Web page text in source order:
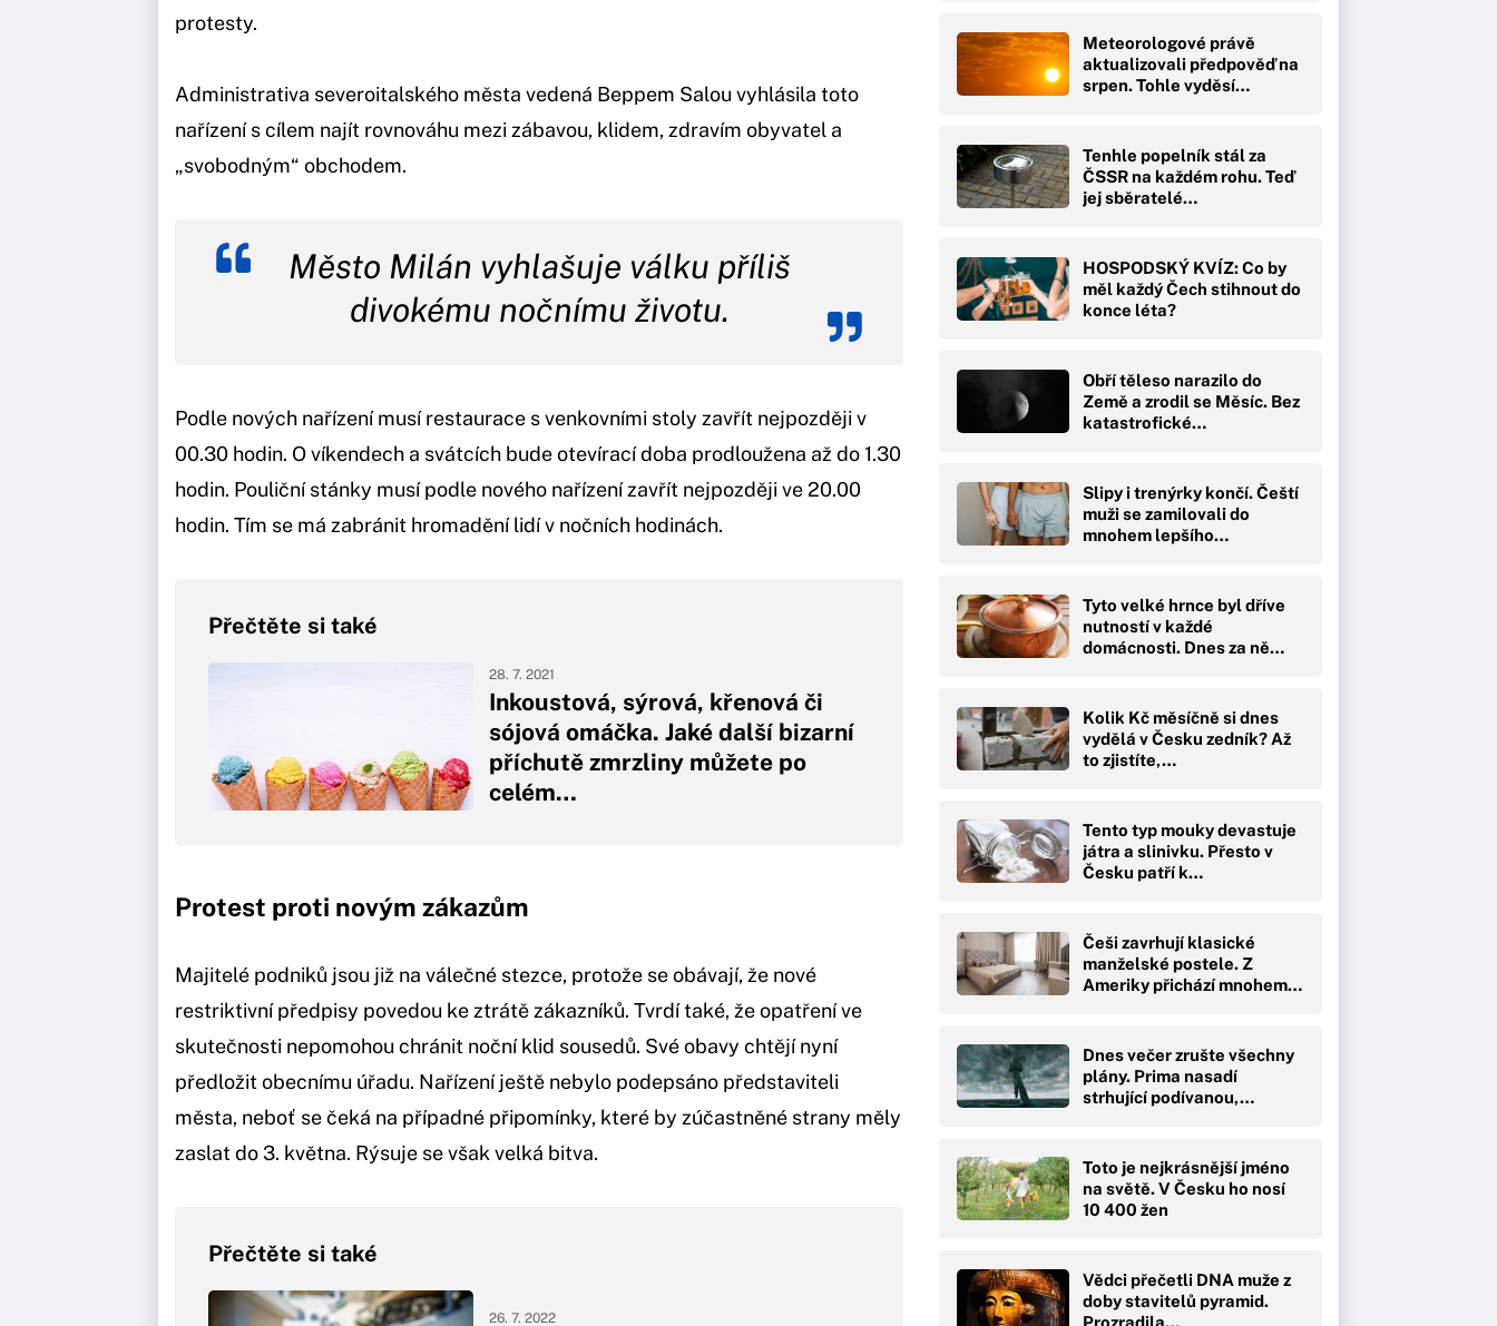
protesty.
Administrativa severoitalského města vedená Beppem Salou vyhlásila toto
nařízení s cílem najít rovnováhu mezi zábavou, klidem, zdravím obyvatel a
„svobodným“ obchodem.
Město Milán vyhlašuje válku příliš
divokému nočnímu životu.
Podle nových nařízení musí restaurace s venkovními stoly zavřít nejpozději v
00.30 hodin. O víkendech a svátcích bude otevírací doba prodloužena až do 1.30
hodin. Pouliční stánky musí podle nového nařízení zavřít nejpozději ve 20.00
hodin. Tím se má zabránit hromadění lidí v nočních hodinách.
Přečtěte si také
Inkoustová, sýrová, křenová či
sójová omáčka. Jaké další bizarní
příchutě zmrzliny můžete po
celém…
28. 7. 2021
Protest proti novým zákazům
Majitelé podniků jsou již na válečné stezce, protože se obávají, že nové
restriktivní předpisy povedou ke ztrátě zákazníků. Tvrdí také, že opatření ve
skutečnosti nepomohou chránit noční klid sousedů. Své obavy chtějí nyní
předložit obecnímu úřadu. Nařízení ještě nebylo podepsáno představiteli
města, neboť se čeká na případné připomínky, které by zúčastněné strany měly
zaslat do 3. května. Rýsuje se však velká bitva.
Přečtěte si také
26. 7. 2022
Meteorologové právě
aktualizovali předpověď na
srpen. Tohle vyděsí…
Tenhle popelník stál za
ČSSR na každém rohu. Teď
jej sběratelé…
HOSPODSKÝ KVÍZ: Co by
měl každý Čech stihnout do
konce léta?
Obří těleso narazilo do
Země a zrodil se Měsíc. Bez
katastrofické…
Slipy i trenýrky končí. Čeští
muži se zamilovali do
mnohem lepšího…
Tyto velké hrnce byl dříve
nutností v každé
domácnosti. Dnes za ně…
Kolik Kč měsíčně si dnes
vydělá v Česku zedník? Až
to zjistíte,…
Tento typ mouky devastuje
játra a slinivku. Přesto v
Česku patří k…
Češi zavrhují klasické
manželské postele. Z
Ameriky přichází mnohem…
Dnes večer zrušte všechny
plány. Prima nasadí
strhující podívanou,…
Toto je nejkrásnější jméno
na světě. V Česku ho nosí
10 400 žen
Vědci přečetli DNA muže z
doby stavitelů pyramid.
Prozradila…